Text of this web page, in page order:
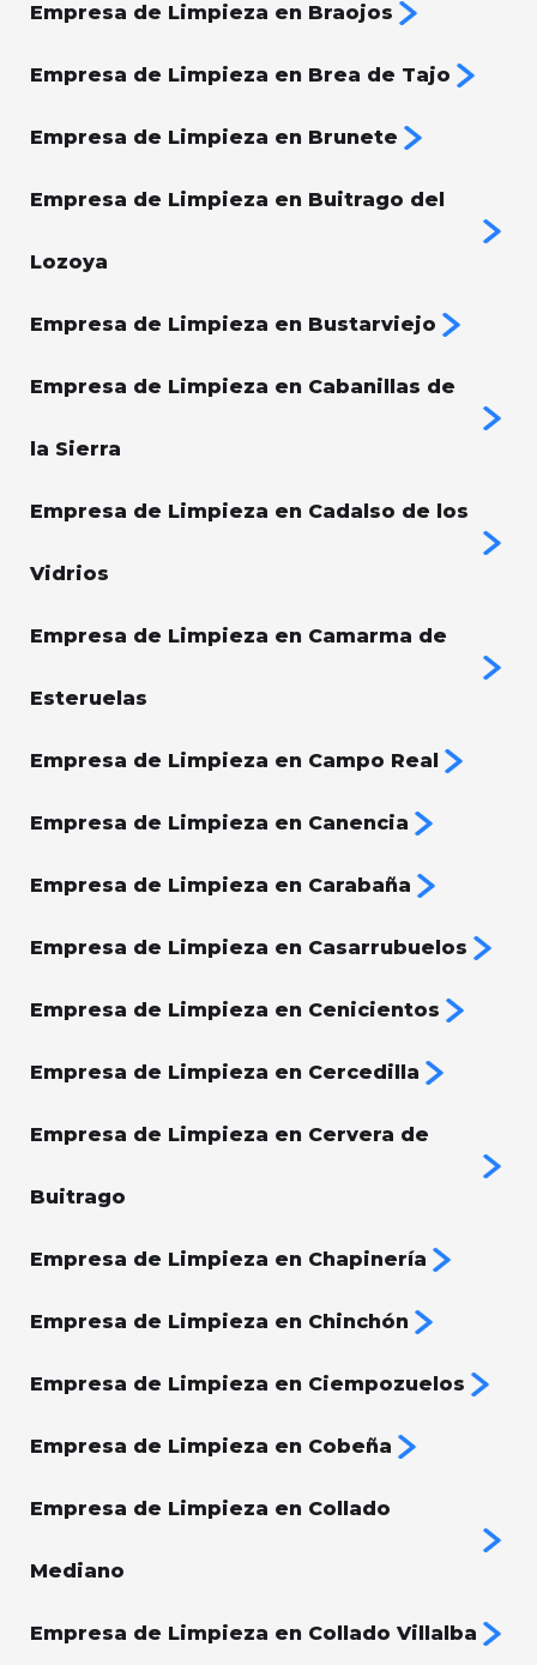
Empresa de Limpieza en Braojos
Empresa de Limpieza en Brea de Tajo
Empresa de Limpieza en Brunete
Empresa de Limpieza en Buitrago del
Lozoya
Empresa de Limpieza en Bustarviejo
Empresa de Limpieza en Cabanillas de
la Sierra
Empresa de Limpieza en Cadalso de los
Vidrios
Empresa de Limpieza en Camarma de
Esteruelas
Empresa de Limpieza en Campo Real
Empresa de Limpieza en Canencia
Empresa de Limpieza en Carabaña
Empresa de Limpieza en Casarrubuelos
Empresa de Limpieza en Cenicientos
Empresa de Limpieza en Cercedilla
Empresa de Limpieza en Cervera de
Buitrago
Empresa de Limpieza en Chapinería
Empresa de Limpieza en Chinchón
Empresa de Limpieza en Ciempozuelos
Empresa de Limpieza en Cobeña
Empresa de Limpieza en Collado
Mediano
Empresa de Limpieza en Collado Villalba